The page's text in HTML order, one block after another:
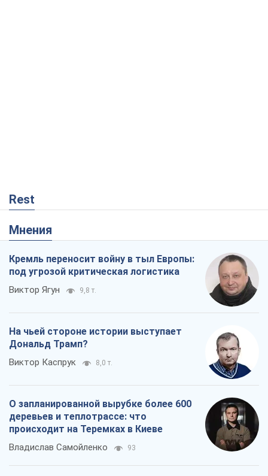
Rest
Мнения
Кремль переносит войну в тыл Европы:
под угрозой критическая логистика
Виктор Ягун 9,8 т.
На чьей стороне истории выступает
Дональд Трамп?
Виктор Каспрук 8,0 т.
О запланированной вырубке более 600
деревьев и теплотрассе: что
происходит на Теремках в Киеве
Владислав Самойленко 93